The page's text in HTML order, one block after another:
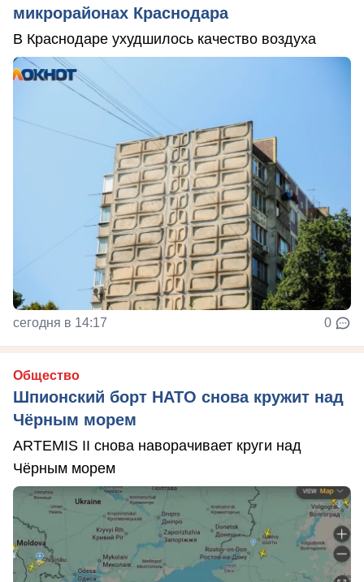
микрорайонах Краснодара
В Краснодаре ухудшилось качество воздуха
сегодня в 14:17 0
Общество
Шпионский борт НАТО снова кружит над
Чёрным морем
ARTEMIS II снова наворачивает круги над
Чёрным морем